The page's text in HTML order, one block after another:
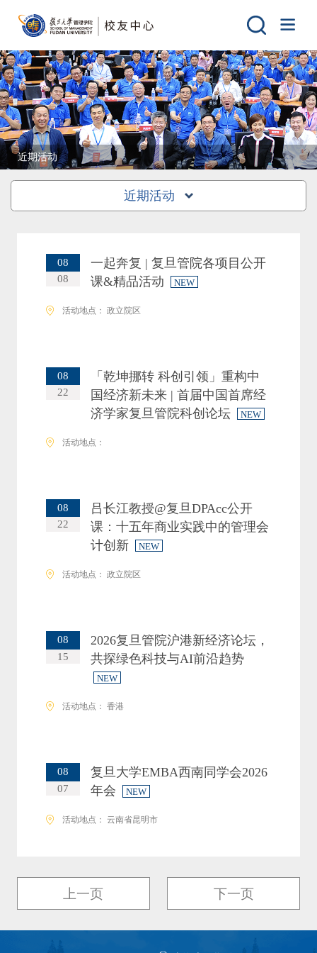
近期活动
近期活动
08
08
一起奔复 | 复旦管院各项目公开
课&精品活动
NEW
活动地点： 政立院区
08
22
「乾坤挪转 科创引领」重构中
国经济新未来 | 首届中国首席经
济学家复旦管院科创论坛
NEW
活动地点：
08
22
吕长江教授@复旦DPAcc公开
课：十五年商业实践中的管理会
计创新
NEW
活动地点： 政立院区
08
15
2026复旦管院沪港新经济论坛，
共探绿色科技与AI前沿趋势
NEW
活动地点： 香港
08
07
复旦大学EMBA西南同学会2026
年会
NEW
活动地点： 云南省昆明市
上一页 下一页